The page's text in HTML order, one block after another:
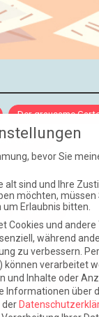
Der grausame
NICHT
DIE ELF
ist vorbei
in Florenz In
Trinken.
WACHS!
bevor Sie
alt sind und Ihre
möchten, müssen
Erlaubnis bitten.
Cookies und andere
während
zu verbessern.
können verarbeitet
und Inhalte oder
Informationen über
der